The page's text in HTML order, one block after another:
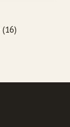
(16)